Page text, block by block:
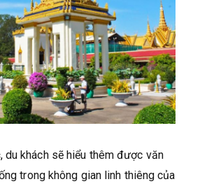
, du khách sẽ hiểu thêm được văn
trong không gian linh thiêng của